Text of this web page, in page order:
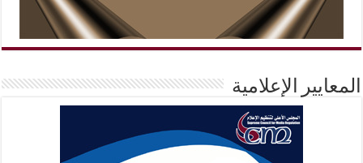
المعايير الإعلامية